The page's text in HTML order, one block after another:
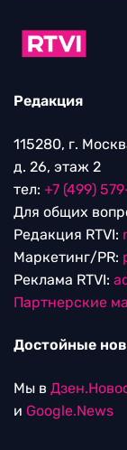
Редакция
115280, г.
д. 26, этаж 2
тел: +7 (499)
Для общих
Редакция RTVI:
Маркетинг/PR:
Реклама RTVI:
Партнерские
Достойные
Мы в
и Google.News